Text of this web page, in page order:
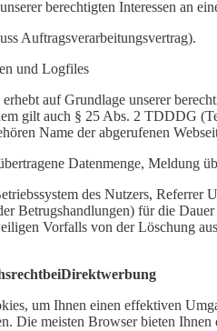
berechtigten Interessen an
Auftragsverarbeitungsvertrag).
und Logfiles
auf Grundlage unserer
gilt auch § 25 Abs. 2 TDDDG
Name der abgerufenen
Datenmenge, Meldung
des Nutzers,
Betrugshandlungen) für die
Vorfalls von der Löschung
beiDirektwerbung
um Ihnen einen effektiven
Die meisten Browser bieten